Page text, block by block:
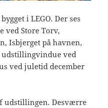
i LEGO. Der ses
ved Store Torv,
Isbjerget på havnen,
udstillingvindue ved
ved juletid december
udstillingen. Desværre